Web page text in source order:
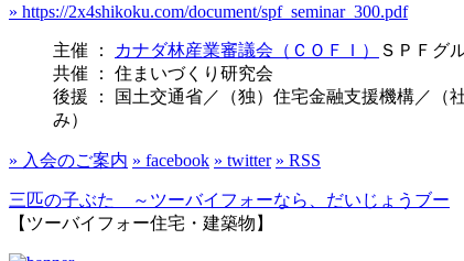
» https://2x4shikoku.com/document/spf_seminar_300.pdf
主催 ： カナダ林産業審議会（ＣＯＦＩ）
ＳＰＦグ
共催 ： 住まいづくり研究会
後援 ： 国土交通省／（独）住宅金融支援機構／（
み）
» 入会のご案内 » facebook » twitter » RSS
三匹の子ぶた ～ツーバイフォーなら、だいじょうブー
【ツーバイフォー住宅・建築物】